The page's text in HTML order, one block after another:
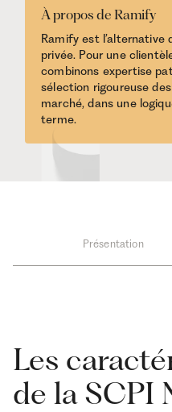
À propos de Ramify
Ramify est l’alternative
privée. Pour une
combinons expertise
sélection rigoureuse
marché, dans une
terme.
Présentation
Les
de la SCPI